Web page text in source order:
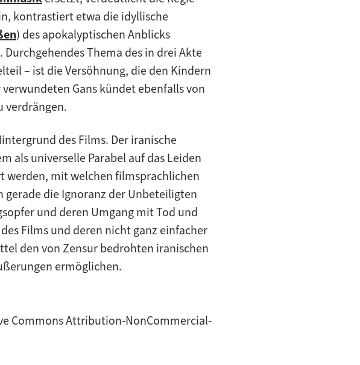
kontrastiert etwa die idyllische
) des apokalyptischen Anblicks
Thema des in drei Akte
– ist die Versöhnung, die den Kindern
Gans kündet ebenfalls von
verdrängen.
des Films. Der iranische
als universelle Parabel auf das Leiden
werden, mit welchen filmsprachlichen
die Ignoranz der Unbeteiligten
und deren Umgang mit Tod und
Films und deren nicht ganz einfacher
den von Zensur bedrohten iranischen
ermöglichen.
Commons Attribution-NonCommercial-